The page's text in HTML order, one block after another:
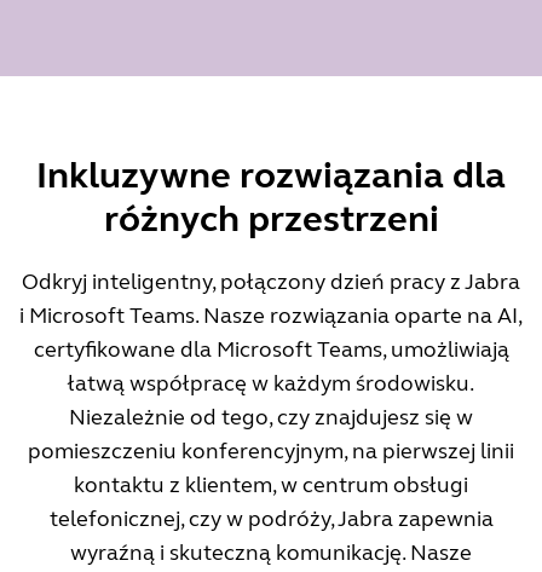
Inkluzywne rozwiązania dla
różnych przestrzeni
Odkryj inteligentny, połączony dzień pracy z Jabra
i Microsoft Teams. Nasze rozwiązania oparte na AI,
certyfikowane dla Microsoft Teams, umożliwiają
łatwą współpracę w każdym środowisku.
Niezależnie od tego, czy znajdujesz się w
pomieszczeniu konferencyjnym, na pierwszej linii
kontaktu z klientem, w centrum obsługi
telefonicznej, czy w podróży, Jabra zapewnia
wyraźną i skuteczną komunikację. Nasze